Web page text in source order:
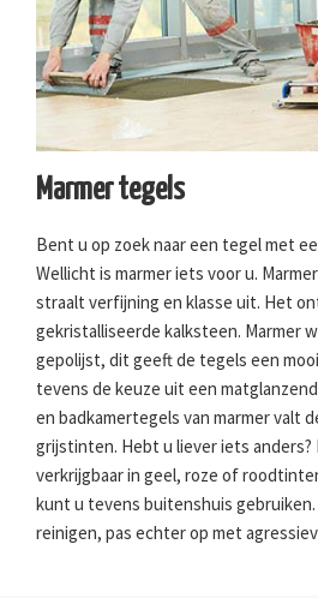
Marmer tegels
Bent u op zoek naar een tegel met
Wellicht is marmer iets voor u.
straalt verfijning en klasse uit. Het
gekristalliseerde kalksteen. Marmer
gepolijst, dit geeft de tegels een
tevens de keuze uit een
en badkamertegels van marmer valt
grijstinten. Hebt u liever iets anders?
verkrijgbaar in geel, roze of
kunt u tevens buitenshuis gebruiken.
reinigen, pas echter op met